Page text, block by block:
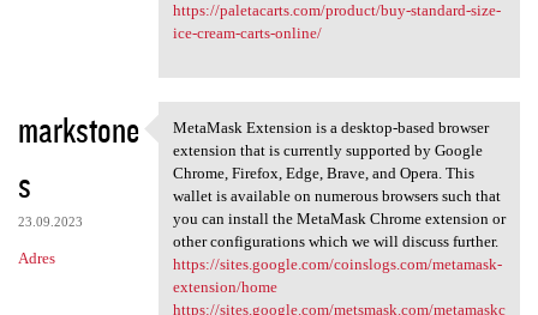
https://paletacarts.com/product/buy-standard-size-
ice-cream-carts-online/
markstone
s
23.09.2023
Adres
MetaMask Extension is a
MetaMask Extension is a desktop-based browser
extension that is currently supported by Google
Chrome, Firefox, Edge, Brave, and Opera. This
wallet is available on numerous browsers such that
you can install the MetaMask Chrome extension or
other configurations which we will discuss further.
https://sites.google.com/coinslogs.com/metamask-
extension/home
https://sites.google.com/metsmask.com/metamaskc